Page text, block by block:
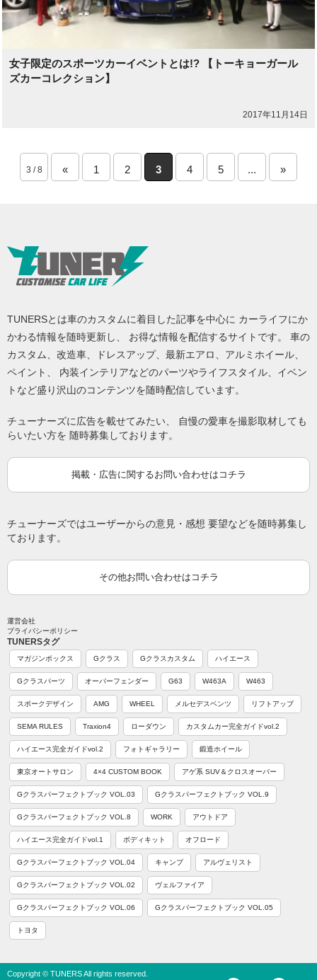
女子限定のスポーツカーイベントとは!? 【トーキョーガール
ズカーコレクション】
2017年11月14日
3 / 8 « 1 2 3 4 5 ... »
TUNERSとは車のカスタムに着目した記事を中心に カーライフにか
かわる情報を随時更新し、 お得な情報を配信するサイトです。 車の
カスタム、改造車、ドレスアップ、最新エアロ、アルミホイール、
ペイント、 内装インテリアなどのパーツやライフスタイル、イベン
トなど盛り沢山のコンテンツを随時配信しています。
チューナーズに広告を載せてみたい、 自慢の愛車を撮影取材しても
らいたい方を 随時募集しております。
掲載・広告に関するお問い合わせはコチラ
チューナーズではユーザーからの意見・感想 要望などを随時募集し
ております。
その他お問い合わせはコチラ
運営会社
プライバシーポリシー
TUNERSタグ
マガジンボックス Gクラス Gクラスカスタム ハイエース
Gクラスパーツ オーバーフェンダー G63 W463A W463
スポークデザイン AMG WHEEL メルセデスベンツ リフトアップ
SEMA RULES Traxion4 ローダウン カスタムカー完全ガイドvol.2
ハイエース完全ガイドvol.2 フォトギャラリー 鍛造ホイール
東京オートサロン 4×4 CUSTOM BOOK アゲ系 SUV＆クロスオーバー
Gクラスパーフェクトブック VOL.03 Gクラスパーフェクトブック VOL.9
Gクラスパーフェクトブック VOL.8 WORK アウトドア
ハイエース完全ガイドvol.1 ボディキット オフロード
Gクラスパーフェクトブック VOL.04 キャンプ アルヴェリスト
Gクラスパーフェクトブック VOL.02 ヴェルファイア
Gクラスパーフェクトブック VOL.06 Gクラスパーフェクトブック VOL.05
トヨタ
Copyright © TUNERS All rights reserved.